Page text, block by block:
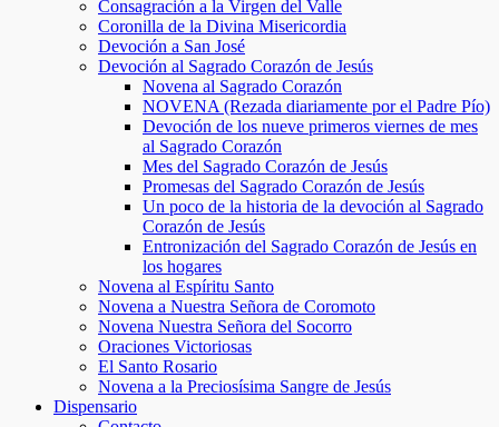
Consagración a la Virgen del Valle
Coronilla de la Divina Misericordia
Devoción a San José
Devoción al Sagrado Corazón de Jesús
Novena al Sagrado Corazón
NOVENA (Rezada diariamente por el Padre Pío)
Devoción de los nueve primeros viernes de mes
al Sagrado Corazón
Mes del Sagrado Corazón de Jesús
Promesas del Sagrado Corazón de Jesús
Un poco de la historia de la devoción al Sagrado
Corazón de Jesús
Entronización del Sagrado Corazón de Jesús en
los hogares
Novena al Espíritu Santo
Novena a Nuestra Señora de Coromoto
Novena Nuestra Señora del Socorro
Oraciones Victoriosas
El Santo Rosario
Novena a la Preciosísima Sangre de Jesús
Dispensario